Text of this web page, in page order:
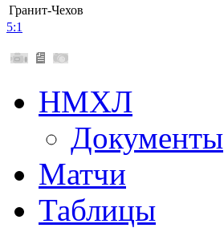
Гранит-Чехов
5:1
НМХЛ
Документы
Матчи
Таблицы